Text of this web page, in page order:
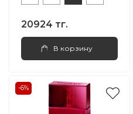
20924 тг.
В корзину
-6%